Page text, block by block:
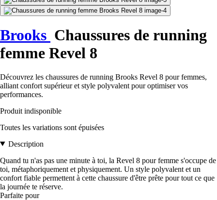
Brooks Chaussures de running
femme Revel 8
Découvrez les chaussures de running Brooks Revel 8 pour femmes,
alliant confort supérieur et style polyvalent pour optimiser vos
performances.
Produit indisponible
Toutes les variations sont épuisées
Description
Quand tu n'as pas une minute à toi, la Revel 8 pour femme s'occupe de
toi, métaphoriquement et physiquement. Un style polyvalent et un
confort fiable permettent à cette chaussure d'être prête pour tout ce que
la journée te réserve.
Parfaite pour